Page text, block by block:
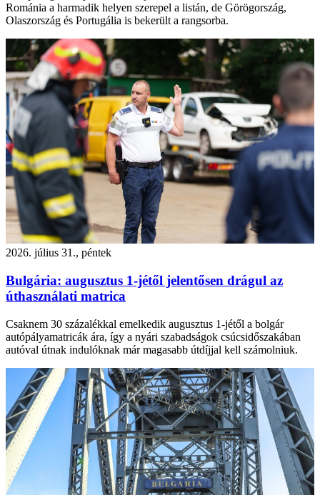
Románia a harmadik helyen szerepel a listán, de Görögország,
Olaszország és Portugália is bekerült a rangsorba.
2026. július 31., péntek
Bulgária: augusztus 1-jétől jelentősen drágul az
úthasználati matrica
Csaknem 30 százalékkal emelkedik augusztus 1-jétől a bolgár
autópályamatricák ára, így a nyári szabadságok csúcsidőszakában
autóval útnak indulóknak már magasabb útdíjjal kell számolniuk.